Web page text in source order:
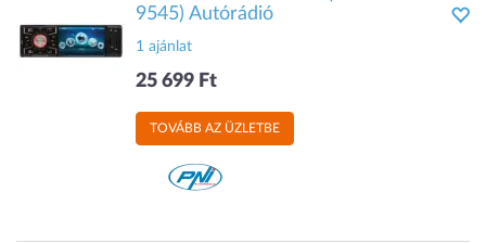
9545) Autórádió
1 ajánlat
25 699 Ft
TOVÁBB AZ ÜZLETBE